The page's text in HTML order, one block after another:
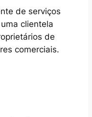
de serviços
clientela
de
comerciais.